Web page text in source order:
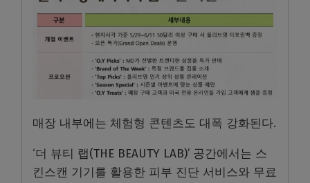
매장 내부에는 체험형 콘텐츠도 대폭 강화된다.
‘더 뷰티 랩(THE BEAUTY LAB)’ 공간에서는 스
킨스캔 기기를 활용한 피부 진단 서비스와 무료